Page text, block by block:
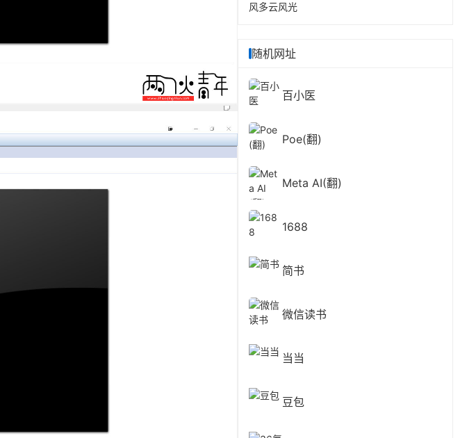
风多云风光
随机网址
百小医
Poe(翻)
Meta AI(翻)
1688
简书
微信读书
当当
豆包